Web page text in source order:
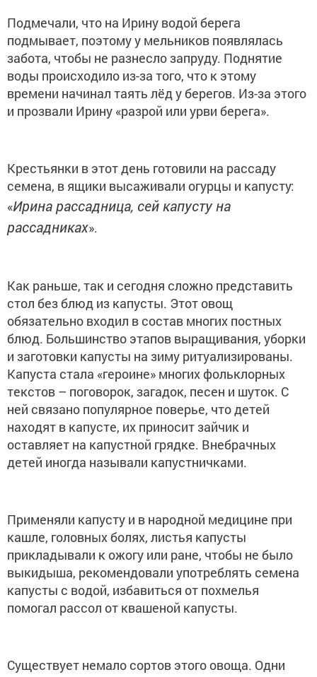
Подмечали, что на Ирину водой берега
подмывает, поэтому у мельников появлялась
забота, чтобы не разнесло запруду. Поднятие
воды происходило из-за того, что к этому
времени начинал таять лёд у берегов. Из-за этого
и прозвали Ирину «разрой или урви берега».
Крестьянки в этот день готовили на рассаду
семена, в ящики высаживали огурцы и капусту:
«Ирина рассадница, сей капусту на
рассадниках».
Как раньше, так и сегодня сложно представить
стол без блюд из капусты. Этот овощ
обязательно входил в состав многих постных
блюд. Большинство этапов выращивания, уборки
и заготовки капусты на зиму ритуализированы.
Капуста стала «героине» многих фольклорных
текстов – поговорок, загадок, песен и шуток. С
ней связано популярное поверье, что детей
находят в капусте, их приносит зайчик и
оставляет на капустной грядке. Внебрачных
детей иногда называли капустничками.
Применяли капусту и в народной медицине при
кашле, головных болях, листья капусты
прикладывали к ожогу или ране, чтобы не было
выкидыша, рекомендовали употреблять семена
капусты с водой, избавиться от похмелья
помогал рассол от квашеной капусты.
Существует немало сортов этого овоща. Одни